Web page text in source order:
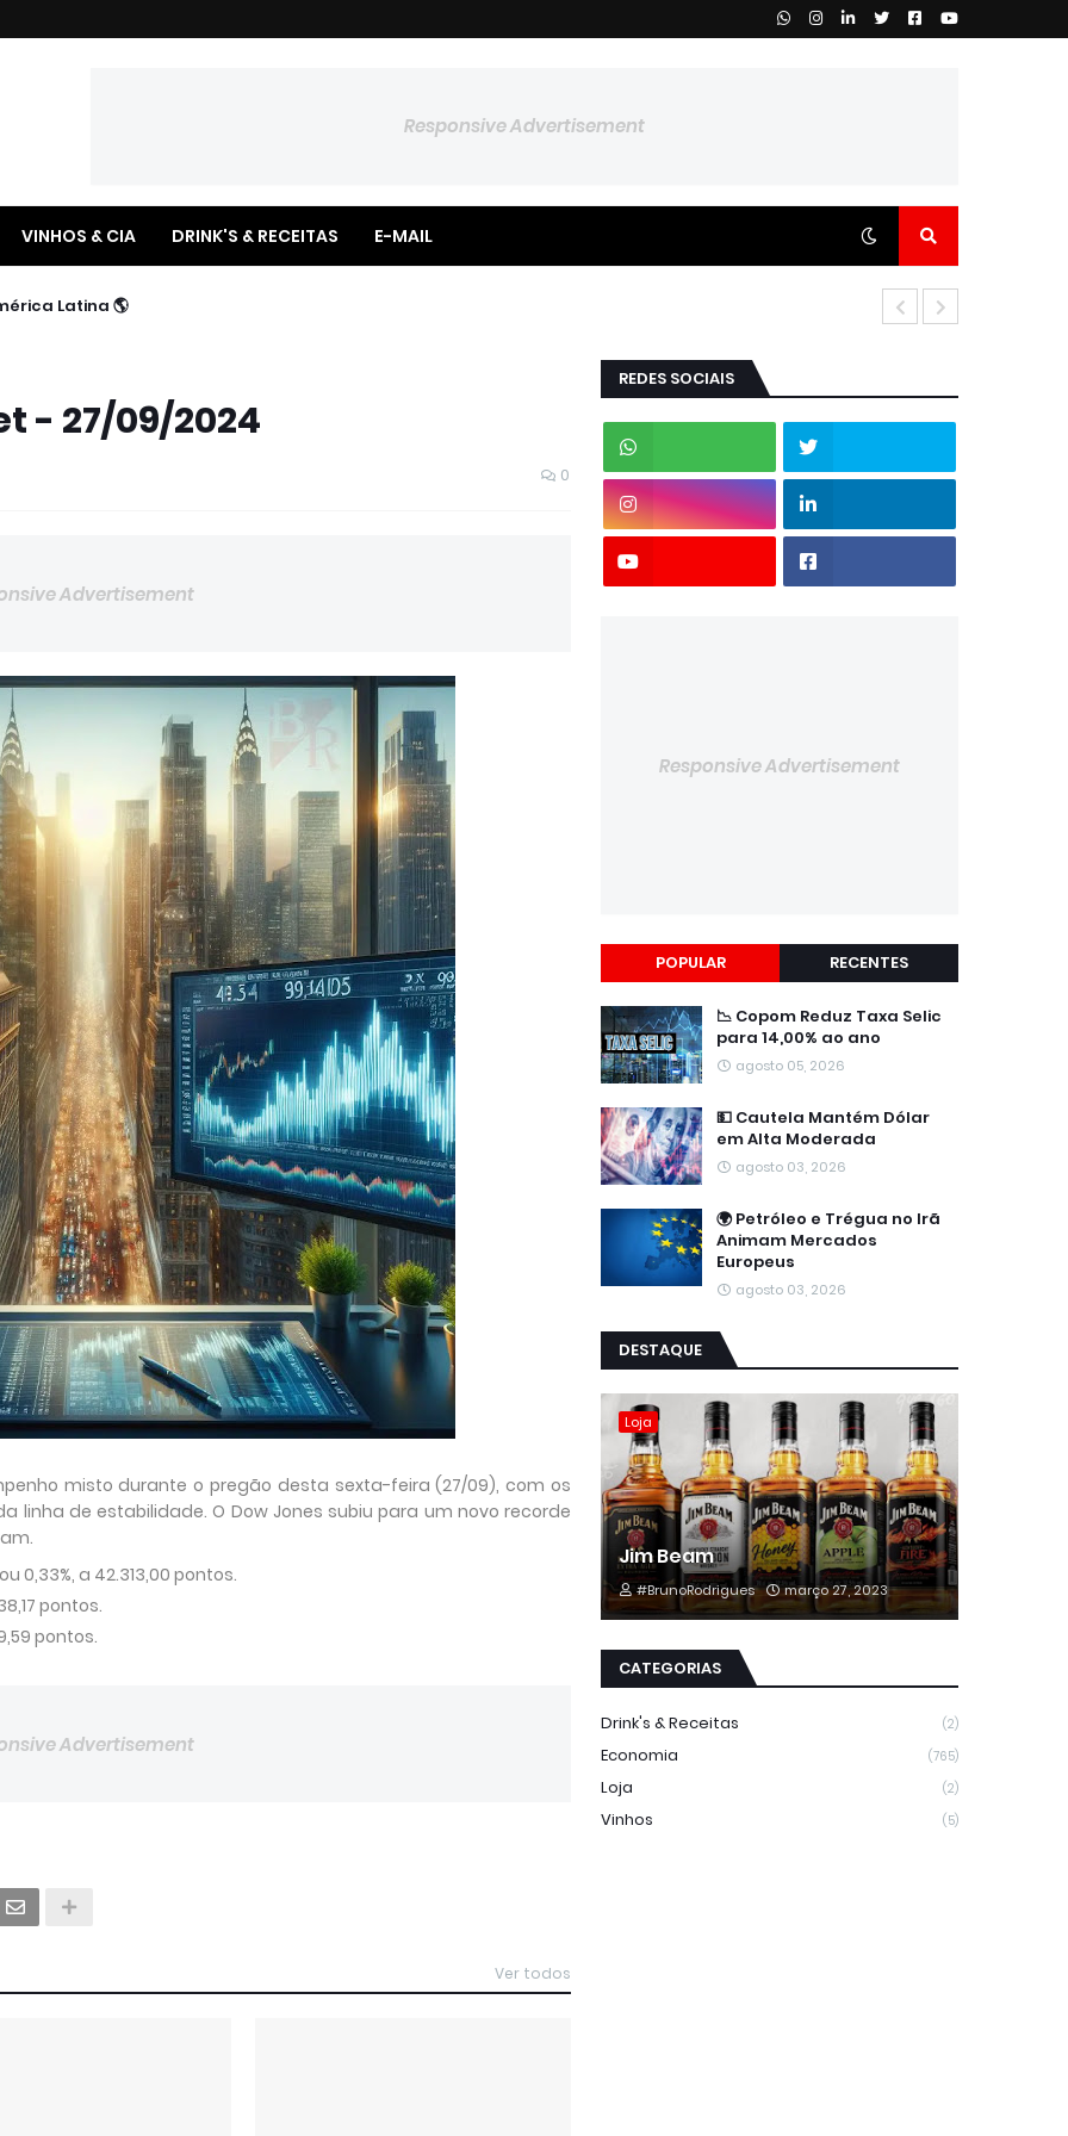
Responsive Advertisement
VINHOS & CIA DRINK'S & RECEITAS E-MAIL
🌎 BTG Pactual Amplia Presença na América Latina
📉 Poupança Registra Saldo Negativo no Semestre
- 27/09/2024
0
Advertisement
misto durante o pregão desta sexta-feira (27/09), com os
linha de estabilidade. O Dow Jones subiu para um novo recorde
0,33%, a 42.313,00 pontos.
pontos.
pontos.
Advertisement
Ver todos
REDES SOCIAIS
Responsive Advertisement
POPULAR RECENTES
📉 Copom Reduz Taxa Selic
para 14,00% ao ano
agosto 05, 2026
💵 Cautela Mantém Dólar
em Alta Moderada
agosto 03, 2026
🌍 Petróleo e Trégua no Irã
Animam Mercados
Europeus
agosto 03, 2026
DESTAQUE
Loja
Jim Beam
#BrunoRodrigues março 27, 2023
CATEGORIAS
Drink's & Receitas (2)
Economia (765)
Loja (2)
Vinhos (5)